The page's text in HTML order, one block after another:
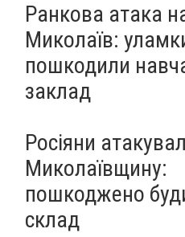
Ранкова атака
Миколаїв:
пошкодили
заклад
Росіяни
Миколаївщину:
пошкоджено
склад